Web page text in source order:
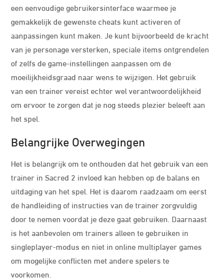
een eenvoudige gebruikersinterface waarmee je
gemakkelijk de gewenste cheats kunt activeren of
aanpassingen kunt maken. Je kunt bijvoorbeeld de kracht
van je personage versterken, speciale items ontgrendelen
of zelfs de game-instellingen aanpassen om de
moeilijkheidsgraad naar wens te wijzigen. Het gebruik
van een trainer vereist echter wel verantwoordelijkheid
om ervoor te zorgen dat je nog steeds plezier beleeft aan
het spel.
Belangrijke Overwegingen
Het is belangrijk om te onthouden dat het gebruik van een
trainer in Sacred 2 invloed kan hebben op de balans en
uitdaging van het spel. Het is daarom raadzaam om eerst
de handleiding of instructies van de trainer zorgvuldig
door te nemen voordat je deze gaat gebruiken. Daarnaast
is het aanbevolen om trainers alleen te gebruiken in
singleplayer-modus en niet in online multiplayer games
om mogelijke conflicten met andere spelers te
voorkomen.